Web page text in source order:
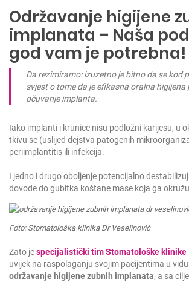
Održavanje higijene
implanata – Naša
god vam je potrebna!
Da rezimiramo: izuzetno je bitno da se kod
svjest o tome da je efikasna oralna higijena
očuvanje implanta.
Iako implanti i krunice nisu podložni karijesu, u
tkivu se (uslijed dejstva patogenih
periimplantitis ili infekcija.
I jedno i drugo oboljenje potencijalno
dovode do gubitka koštane mase koja ga
Foto: Stomatološka klinika Dr Veselinović
Zato jespecijalistički timStomatološke klinike
uvijek na raspolaganju svojim pacijentima u
održavanje higijene zubnih implanata, a sa